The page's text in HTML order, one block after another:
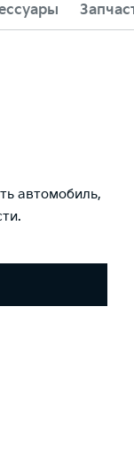
автомобиль,